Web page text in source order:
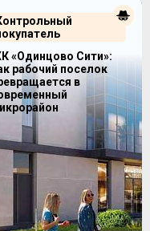
«Одинцово Сити»:
рабочий поселок
в